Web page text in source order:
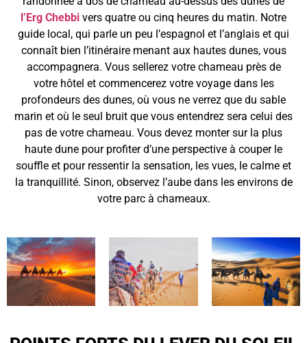
l’Erg Chebbi vers quatre ou cinq heures du matin. Notre
guide local, qui parle un peu l’espagnol et l’anglais et qui
connaît bien l’itinéraire menant aux hautes dunes, vous
accompagnera. Vous sellerez votre chameau près de
votre hôtel et commencerez votre voyage dans les
profondeurs des dunes, où vous ne verrez que du sable
marin et où le seul bruit que vous entendrez sera celui des
pas de votre chameau. Vous devez monter sur la plus
haute dune pour profiter d’une perspective à couper le
souffle et pour ressentir la sensation, les vues, le calme et
la tranquillité. Sinon, observez l’aube dans les environs de
votre parc à chameaux.